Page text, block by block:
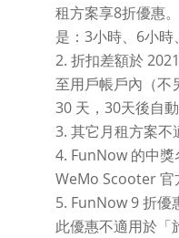
租方案享8折優惠
是：3小時、6小時
折扣差額於
至用戶帳戶內（不
30 天，30天後自動
其它月租方案不
FunNow 的中
WeMo Scooter 官
FunNow 9 折優
此優惠不適用於「